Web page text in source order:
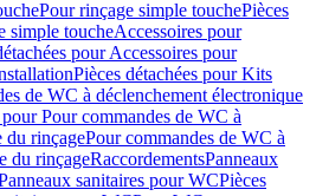
Pour rinçage simple touchePièces
simple toucheAccessoires pour
pour Accessoires pour
Pièces détachées pour Kits
de WC à déclenchement électronique
pour Pour commandes de WC à
du rinçagePour commandes de WC à
du rinçageRaccordementsPanneaux
sanitaires pour WCPièces